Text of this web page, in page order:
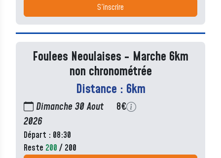
S'inscrire
Foulees Neoulaises - Marche 6km
non chronométrée
Distance : 6km
Dimanche 30 Aout
2026
Départ : 08:30
Reste 200 / 200
8€